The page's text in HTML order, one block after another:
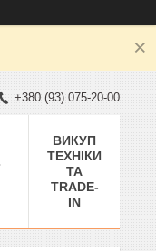
+380 (93) 075-20-00
ВИКУП
ТЕХНІКИ
ТА
TRADE-
IN